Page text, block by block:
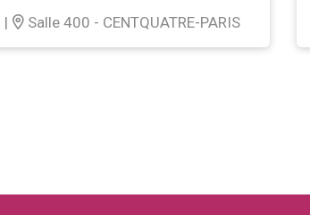
| Salle 400 - CENTQUATRE-PARIS